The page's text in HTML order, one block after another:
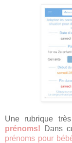
Une rubrique
prénoms! Dans
prénoms pour